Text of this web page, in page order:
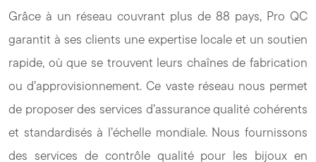
Grâce à un réseau couvrant plus de 88 pays, Pro QC
garantit à ses clients une expertise locale et un soutien
rapide, où que se trouvent leurs chaînes de fabrication
ou d’approvisionnement. Ce vaste réseau nous permet
de proposer des services d’assurance qualité cohérents
et standardisés à l’échelle mondiale. Nous fournissons
des services de contrôle qualité pour les bijoux en